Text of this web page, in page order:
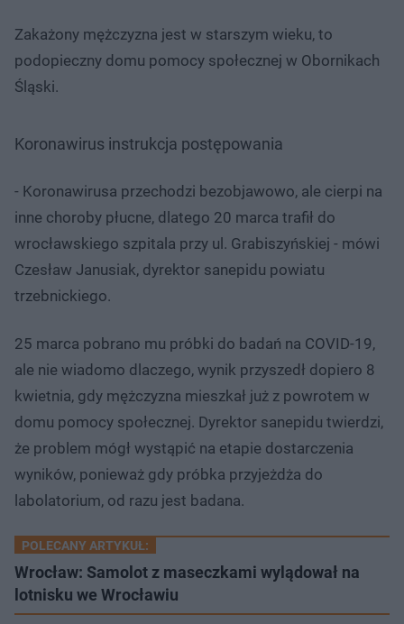
Zakażony mężczyzna jest w starszym wieku, to
podopieczny domu pomocy społecznej w Obornikach
Śląski.
Koronawirus instrukcja postępowania
- Koronawirusa przechodzi bezobjawowo, ale cierpi na
inne choroby płucne, dlatego 20 marca trafił do
wrocławskiego szpitala przy ul. Grabiszyńskiej - mówi
Czesław Janusiak, dyrektor sanepidu powiatu
trzebnickiego.
25 marca pobrano mu próbki do badań na COVID-19,
ale nie wiadomo dlaczego, wynik przyszedł dopiero 8
kwietnia, gdy mężczyzna mieszkał już z powrotem w
domu pomocy społecznej. Dyrektor sanepidu twierdzi,
że problem mógł wystąpić na etapie dostarczenia
wyników, ponieważ gdy próbka przyjeżdża do
labolatorium, od razu jest badana.
POLECANY ARTYKUŁ:
Wrocław: Samolot z maseczkami wylądował na
lotnisku we Wrocławiu